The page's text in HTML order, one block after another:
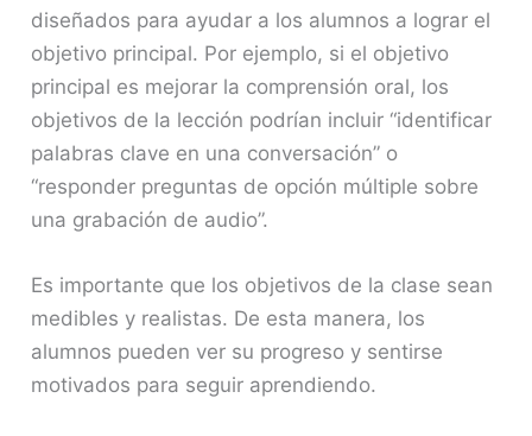
diseñados para ayudar a los alumnos a lograr el
objetivo principal. Por ejemplo, si el objetivo
principal es mejorar la comprensión oral, los
objetivos de la lección podrían incluir “identificar
palabras clave en una conversación” o
“responder preguntas de opción múltiple sobre
una grabación de audio”.
Es importante que los objetivos de la clase sean
medibles y realistas. De esta manera, los
alumnos pueden ver su progreso y sentirse
motivados para seguir aprendiendo.